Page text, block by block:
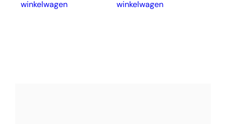
winkelwagen
winkelwagen